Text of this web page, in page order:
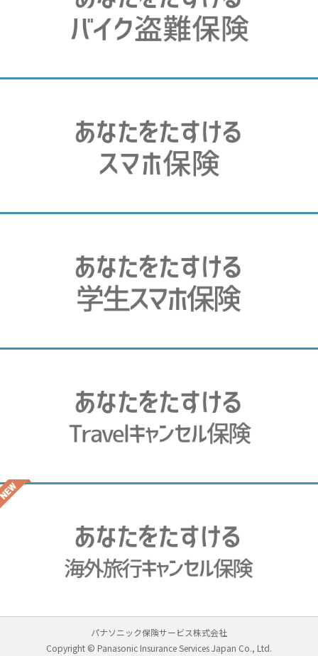
パナソニック保険サービス株式会社
Copyright © Panasonic Insurance Services Japan Co., Ltd.